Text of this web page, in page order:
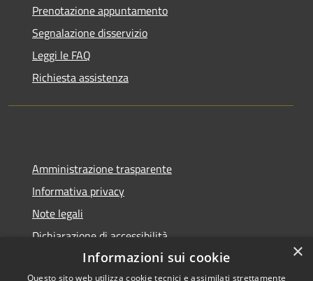
Prenotazione appuntamento
Segnalazione disservizio
Leggi le FAQ
Richiesta assistenza
Amministrazione trasparente
Informativa privacy
Note legali
Dichiarazione di accessibilità
×
Informazioni sui cookie
Questo sito web utilizza cookie tecnici e assimilati strettamente